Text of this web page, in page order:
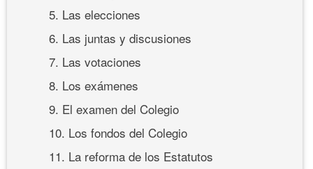
5. Las elecciones
6. Las juntas y discusiones
7. Las votaciones
8. Los exámenes
9. El examen del Colegio
10. Los fondos del Colegio
11. La reforma de los Estatutos